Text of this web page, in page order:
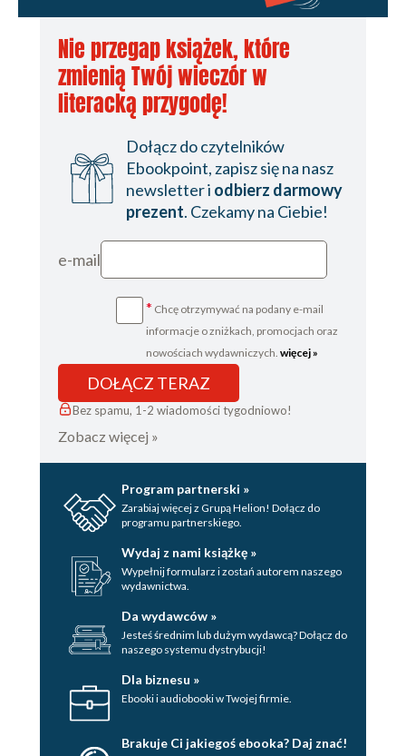
Nie przegap książek, które
zmienią Twój wieczór w
literacką przygodę!
Dołącz do czytelników
Ebookpoint, zapisz się na nasz
newsletter i odbierz darmowy
prezent. Czekamy na Ciebie!
e-mail
* Chcę otrzymywać na podany e-mail
informacje o zniżkach, promocjach oraz
nowościach wydawniczych. więcej »
DOŁĄCZ TERAZ
Bez spamu, 1-2 wiadomości tygodniowo!
Zobacz więcej »
Program partnerski »
Zarabiaj więcej z Grupą Helion! Dołącz do
programu partnerskiego.
Wydaj z nami książkę »
Wypełnij formularz i zostań autorem naszego
wydawnictwa.
Da wydawców »
Jesteś średnim lub dużym wydawcą? Dołącz do
naszego systemu dystrybucji!
Dla biznesu »
Ebooki i audiobooki w Twojej firmie.
Brakuje Ci jakiegoś ebooka? Daj znać!